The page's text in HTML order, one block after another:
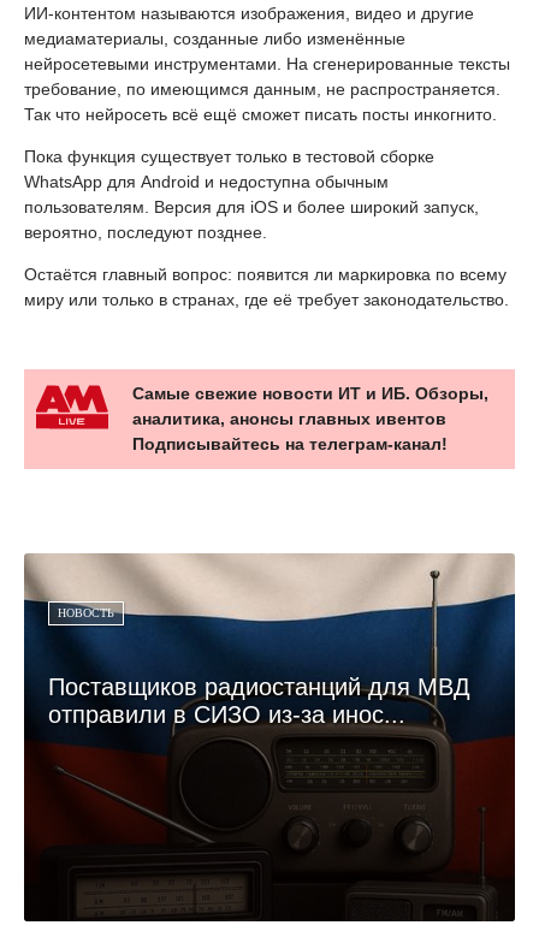
ИИ-контентом называются изображения, видео и другие
медиаматериалы, созданные либо изменённые
нейросетевыми инструментами. На сгенерированные тексты
требование, по имеющимся данным, не распространяется.
Так что нейросеть всё ещё сможет писать посты инкогнито.
Пока функция существует только в тестовой сборке
WhatsApp для Android и недоступна обычным
пользователям. Версия для iOS и более широкий запуск,
вероятно, последуют позднее.
Остаётся главный вопрос: появится ли маркировка по всему
миру или только в странах, где её требует законодательство.
Самые свежие новости ИТ и ИБ. Обзоры,
аналитика, анонсы главных ивентов
Подписывайтесь на телеграм-канал!
НОВОСТЬ
Поставщиков радиостанций для МВД
отправили в СИЗО из-за инос...